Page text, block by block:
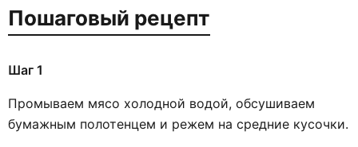
Пошаговый рецепт
Шаг 1
Промываем мясо холодной водой, обсушиваем
бумажным полотенцем и режем на средние кусочки.